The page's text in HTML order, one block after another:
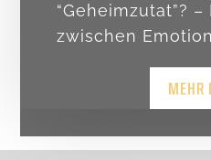
“Geheimzutat”?
zwischen
MEHR